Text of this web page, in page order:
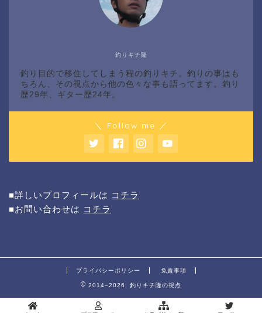
釣りキチ隆
釣り目的で移住してしまう程の釣りキチ。釣りの事はも
ちろん、その視点から他の色々な事も語ってます。釣り
歴29年、ギター歴24年。
＼ Follow me ／
■詳しいプロフィールは コチラ
■お問い合わせは コチラ
プライバシーポリシー 免責事項
2014–2026 釣りキチ隆の視点